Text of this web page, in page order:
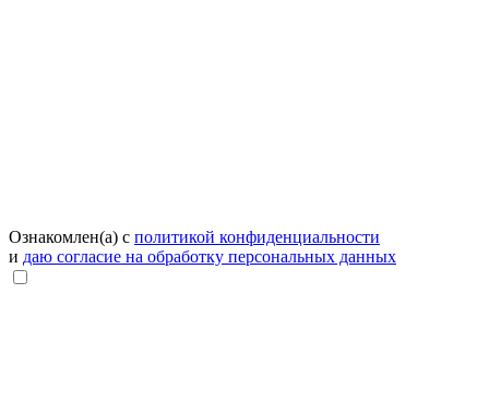
Ознакомлен(а) с политикой конфиденциальности
и даю согласие на обработку персональных данных